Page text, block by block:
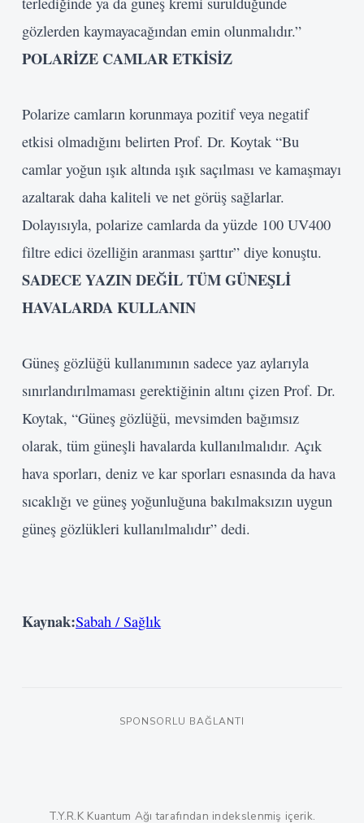
gözlerden kaymayacağından emin olunmalıdır.”
POLARİZE CAMLAR ETKİSİZ
Polarize camların korunmaya pozitif veya negatif
etkisi olmadığını belirten Prof. Dr. Koytak “Bu
camlar yoğun ışık altında ışık saçılması ve kamaşmayı
azaltarak daha kaliteli ve net görüş sağlarlar.
Dolayısıyla, polarize camlarda da yüzde 100 UV400
filtre edici özelliğin aranması şarttır” diye konuştu.
SADECE YAZINDEĞİL TÜM GÜNEŞLİ
HAVALARDA KULLANIN
Güneş gözlüğü kullanımının sadece yaz aylarıyla
sınırlandırılmaması gerektiğinin altını çizen Prof. Dr.
Koytak, “Güneş gözlüğü, mevsimden bağımsız
olarak, tüm güneşli havalarda kullanılmalıdır. Açık
hava sporları, deniz ve kar sporları esnasında da hava
sıcaklığı ve güneş yoğunluğuna bakılmaksızın uygun
güneş gözlükleri kullanılmalıdır” dedi.
Kaynak:Sabah / Sağlık
SPONSORLU BAĞLANTI
T.Y.R.K Kuantum Ağı tarafından indekslenmiş içerik.